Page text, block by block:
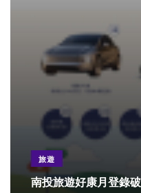
旅遊
南投旅遊好康月登錄